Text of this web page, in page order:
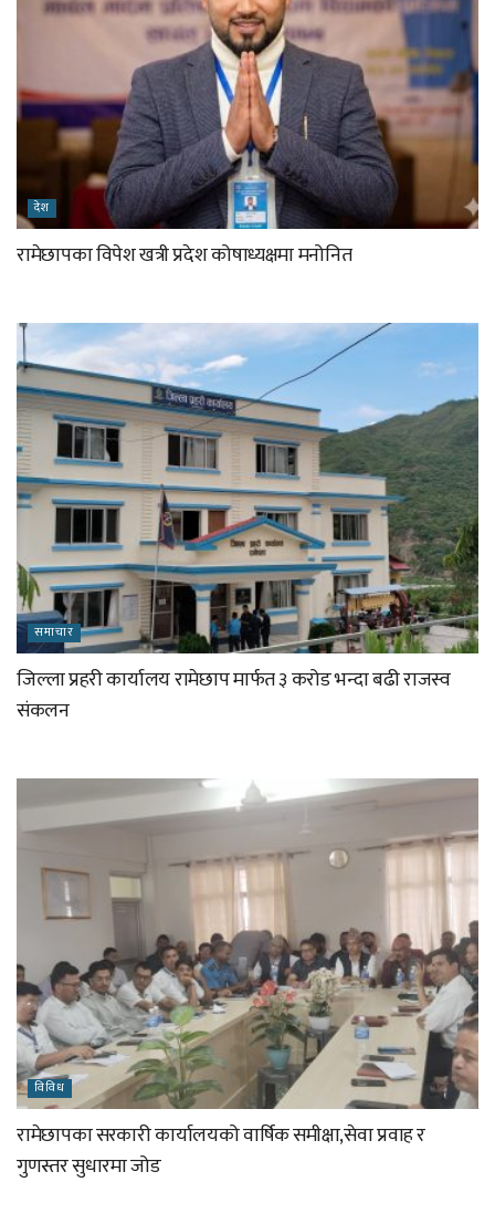
देश
रामेछापका विपेश खत्री प्रदेश कोषाध्यक्षमा मनोनित
समाचार
जिल्ला प्रहरी कार्यालय रामेछाप मार्फत ३ करोड भन्दा बढी राजस्व
संकलन
विविध
रामेछापका सरकारी कार्यालयको वार्षिक समीक्षा,सेवा प्रवाह र
गुणस्तर सुधारमा जोड